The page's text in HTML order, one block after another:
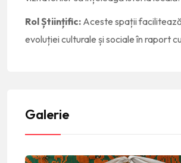
Rol Științific: Aceste spații
evoluției culturale și sociale în raport
Galerie